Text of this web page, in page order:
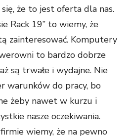
że to jest oferta dla nas.
Rack 19” to wiemy, że
zainteresować. Komputery
to bardzo dobrze
są trwałe i wydajne. Nie
warunków do pracy, bo
żeby nawet w kurzu i
nasze oczekiwania.
wiemy, że na pewno